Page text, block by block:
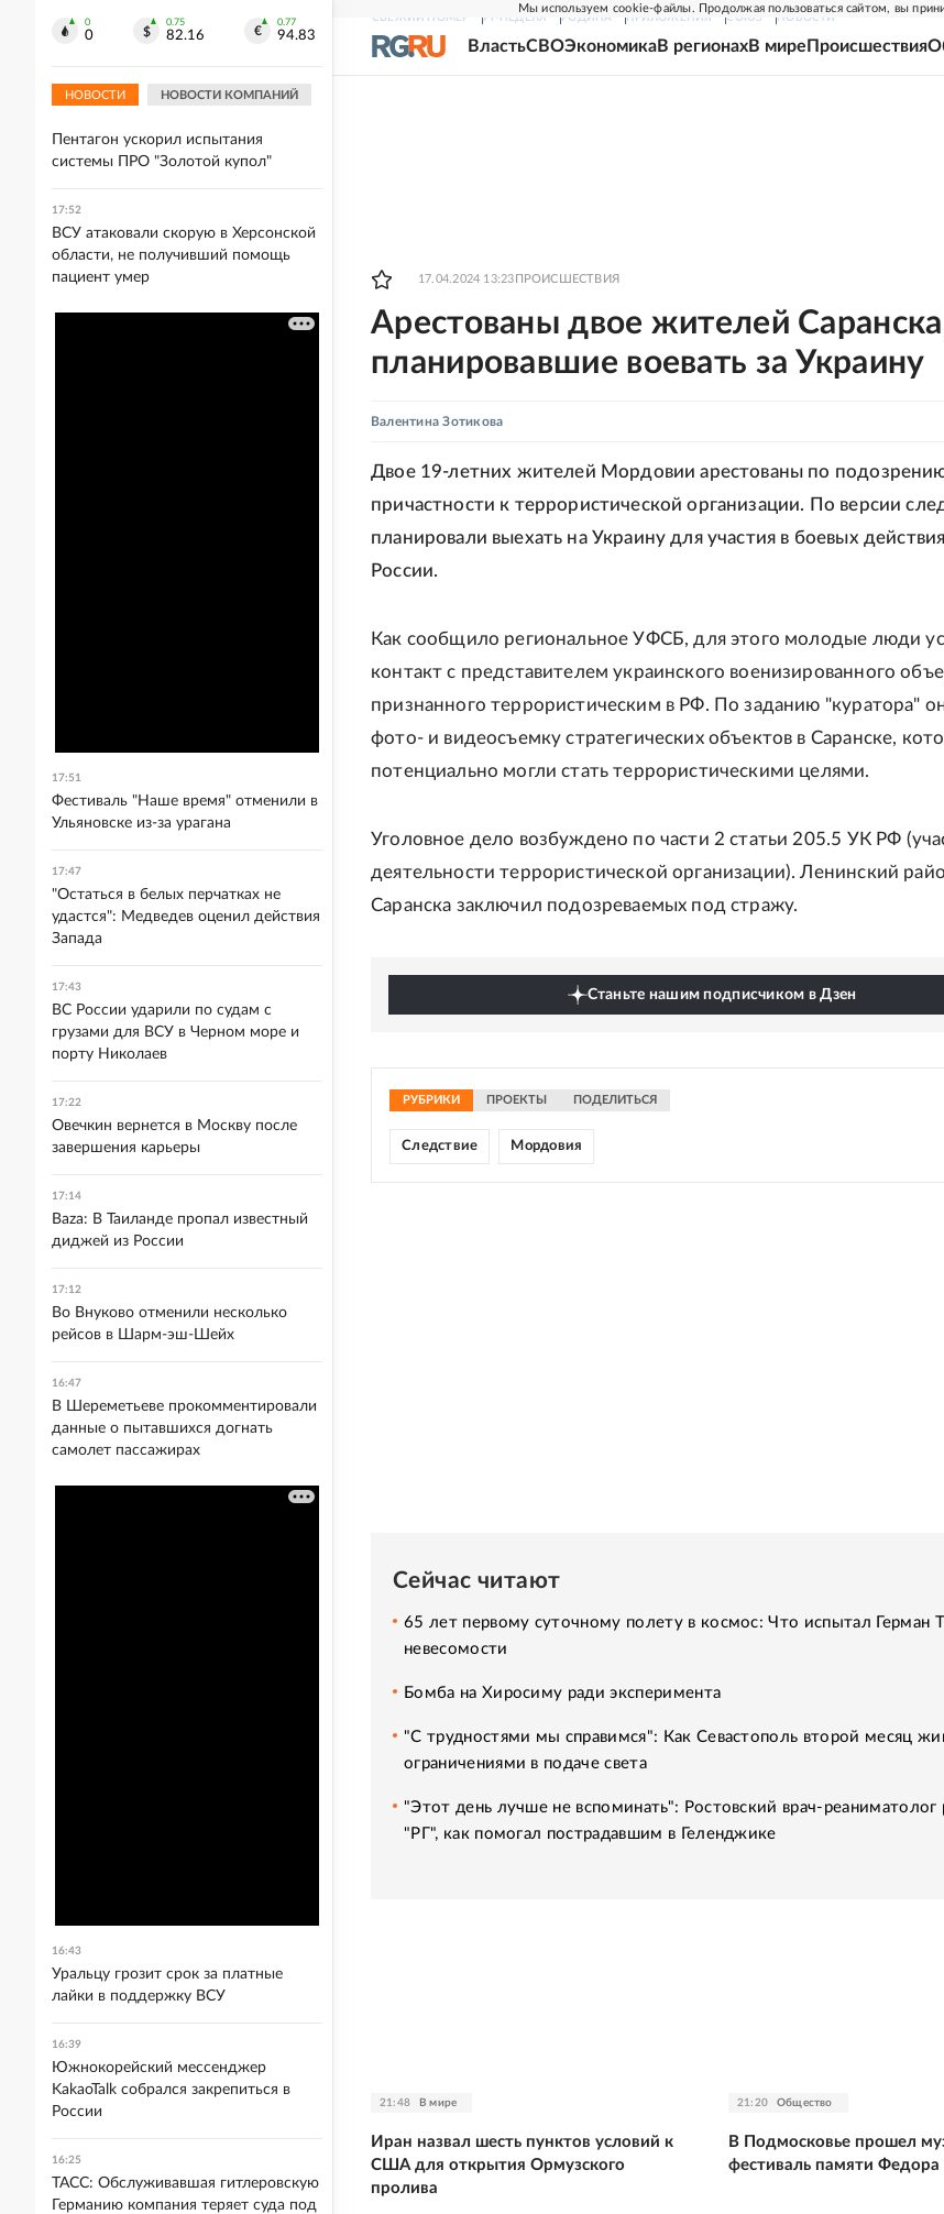
Мы используем cookie-файлы. Продолжая пользоваться сайтом, вы
СВЕЖИЙ НОМЕР РГ-НЕДЕЛЯ РОДИНА ПРИЛОЖЕНИЯ СОЮЗ НОВОСТИ
ВластьСВОЭкономикаВ регионахВ мире Происшествия
17.04.2024 13:23 ПРОИСШЕСТВИЯ
Арестованы двое жителей
планировавшие воевать за Украину
Валентина Зотикова
Двое 19-летних жителей Мордовии арестованы по
причастности к террористической организации. По версии
планировали выехать на Украину для участия в боевых
России.
Как сообщило региональное УФСБ, для этого молодые люди
контакт с представителем украинского военизированного
признанного террористическим в РФ. По заданию "куратора"
фото- и видеосъемку стратегических объектов в Саранске,
потенциально могли стать террористическими целями.
Уголовное дело возбуждено по части 2 статьи 205.5 УК РФ
деятельности террористической организации). Ленинский
Саранска заключил подозреваемых под стражу.
Станьте нашим подписчиком в Дзен
РУБРИКИ ПРОЕКТЫ ПОДЕЛИТЬСЯ
Следствие Мордовия
Сейчас читают
65 лет первому суточному полету в космос: Что испытал Герман
невесомости
Бомба на Хиросиму ради эксперимента
"С трудностями мы справимся": Как Севастополь второй месяц
ограничениями в подаче света
"Этот день лучше не вспоминать": Ростовский врач-реаниматолог
"РГ", как помогал пострадавшим в Геленджике
21:48 В мире
Иран назвал шесть пунктов условий к
США для открытия Ормузского
пролива
21:20 Общество
В Подмосковье прошел
фестиваль памяти
0
0
0.75
82.16
0.77
94.83
НОВОСТИ НОВОСТИ КОМПАНИЙ
18:02
Пентагон ускорил испытания
системы ПРО "Золотой купол"
17:52
ВСУ атаковали скорую в Херсонской
области, не получивший помощь
пациент умер
17:51
Фестиваль "Наше время" отменили в
Ульяновске из-за урагана
17:47
"Остаться в белых перчатках не
удастся": Медведев оценил действия
Запада
17:43
ВС России ударили по судам с
грузами для ВСУ в Черном море и
порту Николаев
17:22
Овечкин вернется в Москву после
завершения карьеры
17:14
Baza: В Таиланде пропал известный
диджей из России
17:12
Во Внуково отменили несколько
рейсов в Шарм-эш-Шейх
16:47
В Шереметьеве прокомментировали
данные о пытавшихся догнать
самолет пассажирах
16:43
Уральцу грозит срок за платные
лайки в поддержку ВСУ
16:39
Южнокорейский мессенджер
KakaoTalk собрался закрепиться в
России
16:25
ТАСС: Обслуживавшая гитлеровскую
Германию компания теряет суда под